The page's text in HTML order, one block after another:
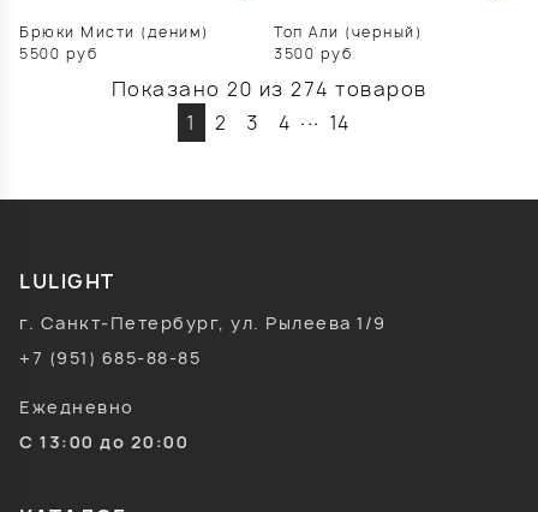
Брюки Мисти (деним)
5500 руб
Топ Али (черный)
3500 руб
Показано 20 из 274 товаров
1
2 3 4 ... 14
LULIGHT
г. Санкт-Петербург, ул. Рылеева 1/9
+7 (951) 685-88-85
Ежедневно
С 13:00 до 20:00